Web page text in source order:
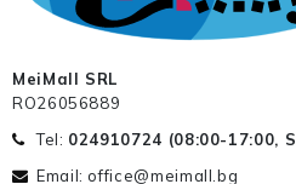
MeiMall SRL
RO26056889
Tel: 024910724 (08:00-17:00,
Email: office@meimall.bg